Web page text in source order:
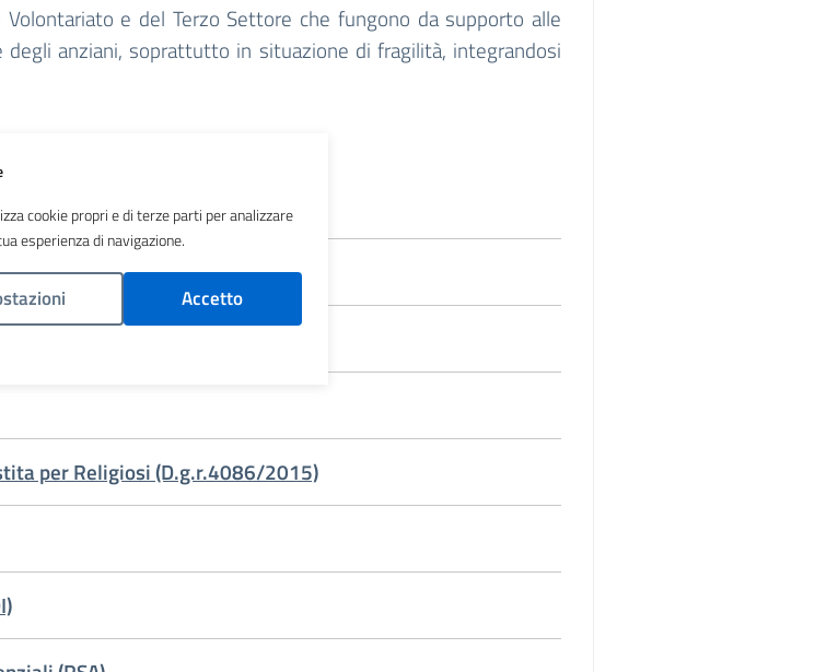
e del Terzo Settore che fungono da supporto alle
anziani, soprattutto in situazione di fragilità, integrandosi
persone in stato vegetativo
per Religiosi (D.g.r.4086/2015)
cookie propri e di terze parti per analizzare
esperienza di navigazione.
Accetto